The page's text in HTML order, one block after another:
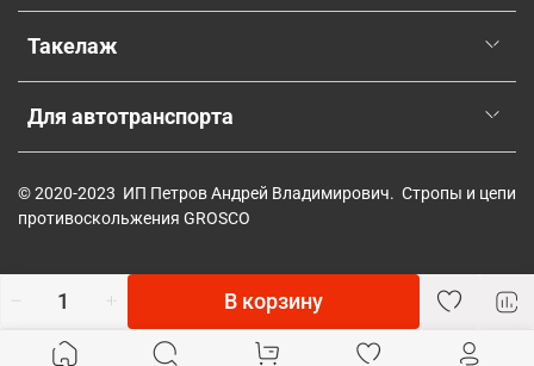
В корзину
Такелаж
Для автотранспорта
© 2020-2023 ИП Петров Андрей Владимирович. Стропы и цепи
противоскольжения GROSCO